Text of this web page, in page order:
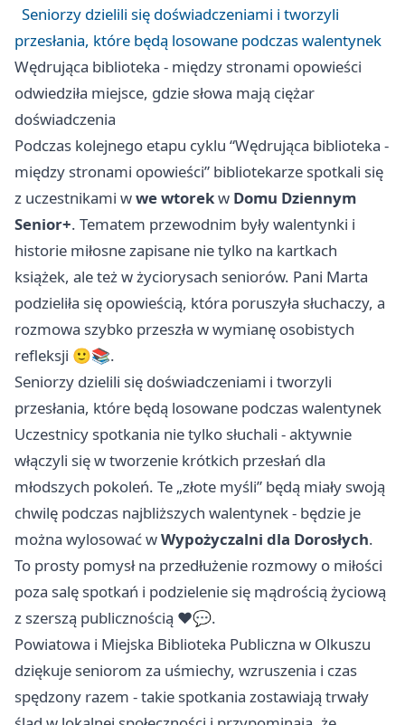
Seniorzy dzielili się doświadczeniami i tworzyli
przesłania, które będą losowane podczas walentynek
Wędrująca biblioteka - między stronami opowieści
odwiedziła miejsce, gdzie słowa mają ciężar
doświadczenia
Podczas kolejnego etapu cyklu “Wędrująca biblioteka -
między stronami opowieści” bibliotekarze spotkali się
z uczestnikami wwe wtorekw Domu Dziennym
Senior+. Tematem przewodnim były walentynki i
historie miłosne zapisane nie tylko na kartkach
książek, ale też w życiorysach seniorów. Pani Marta
podzieliła się opowieścią, która poruszyła słuchaczy, a
rozmowa szybko przeszła w wymianę osobistych
refleksji 🙂📚.
Seniorzy dzielili się doświadczeniami i tworzyli
przesłania, które będą losowane podczas walentynek
Uczestnicy spotkania nie tylko słuchali - aktywnie
włączyli się w tworzenie krótkich przesłań dla
młodszych pokoleń. Te „złote myśli” będą miały swoją
chwilę podczas najbliższych walentynek - będzie je
można wylosować wWypożyczalni dla Dorosłych.
To prosty pomysł na przedłużenie rozmowy o miłości
poza salę spotkań i podzielenie się mądrością życiową
z szerszą publicznością ❤️💬.
Powiatowa i Miejska Biblioteka Publiczna w Olkuszu
dziękuje seniorom za uśmiechy, wzruszenia i czas
spędzony razem - takie spotkania zostawiają trwały